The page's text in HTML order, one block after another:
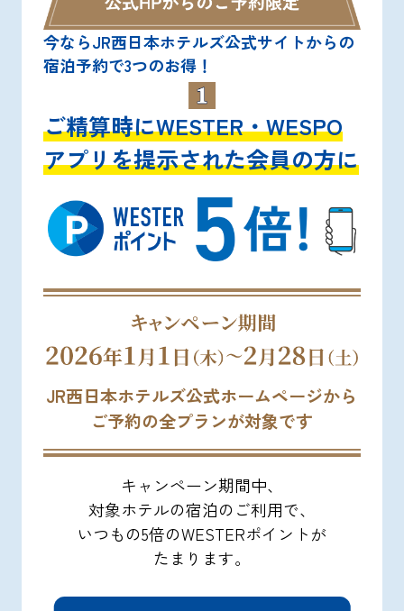
今ならJR西日本ホテルズ公式サイトからの
宿泊予約で3つのお得！
ご精算時にWESTER・WESPO
アプリを提示された会員の方に
JR西日本ホテルズ公式ホームページから
ご予約の全プランが対象です
キャンペーン期間中、
対象ホテルの宿泊のご利用で、
いつもの5倍のWESTERポイントが
たまります。